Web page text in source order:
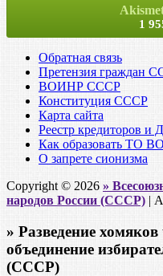
1
Обратная связь
Претензия граждан
ВОИНР СССР
Конституция СССР
Карта сайта
Реестр кредиторов и
Как образовать ТО
О запрете сионизма
Copyright © 2026 »
народов России (СССР) |
» Разведение
объединение
(СССР)